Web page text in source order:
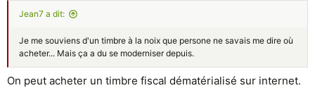
Jean7 a dit:
Je me souviens d'un timbre à la noix que persone ne savais me dire où
acheter... Mais ça a du se moderniser depuis.
On peut acheter un timbre fiscal dématérialisé sur internet.